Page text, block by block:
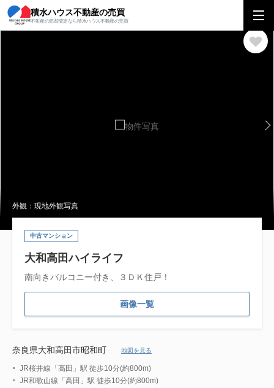
積水ハウス不動産の売買
不動産の売却査定なら積水ハウス不動産の売買
積水ハウス不動産の売買 関西エリア 大和高田市
中古マンション
大和高田ハイライフ
南向きバルコニー付き、３ＤＫ住戸！
画像一覧
外観：現地外観写真
奈良県大和高田市昭和町 地図を見る
JR桜井線「高田」駅 徒歩10分(約800m)
JR和歌山線「高田」駅 徒歩10分(約800m)